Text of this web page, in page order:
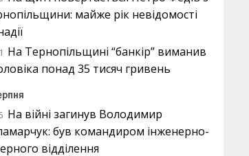
майже рік невідомості
На Тернопільщині “банкір” виманив
понад 35 тисяч гривень
На війні загинув Володимир
був командиром інженерно-
відділення